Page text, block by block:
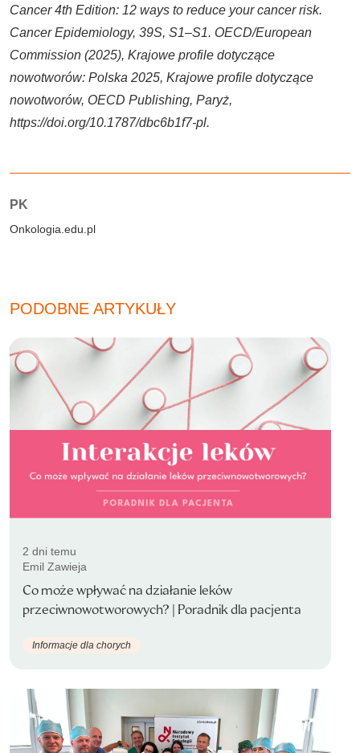
Cancer 4th Edition: 12 ways to reduce your cancer risk.
Cancer Epidemiology, 39S, S1–S1. OECD/European
Commission (2025), Krajowe profile dotyczące
nowotworów: Polska 2025, Krajowe profile dotyczące
nowotworów, OECD Publishing, Paryż,
https://doi.org/10.1787/dbc6b1f7-pl.
Autorzy:
PK
Onkologia.edu.pl
PODOBNE ARTYKUŁY
2 dni temu
Emil Zawieja
Co może wpływać na działanie leków
przeciwnowotworowych? | Poradnik dla pacjenta
Informacje dla chorych